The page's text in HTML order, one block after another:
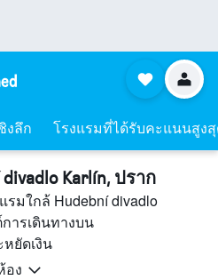
งลึก โรงแรมที่ได้รับคะแนนสูง
Karlín, ปราก
รมใกล้ Hudební divadlo
ารเดินทางบน
ยัดเงิน
อง